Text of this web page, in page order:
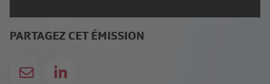
PARTAGEZ CET ÉMISSION